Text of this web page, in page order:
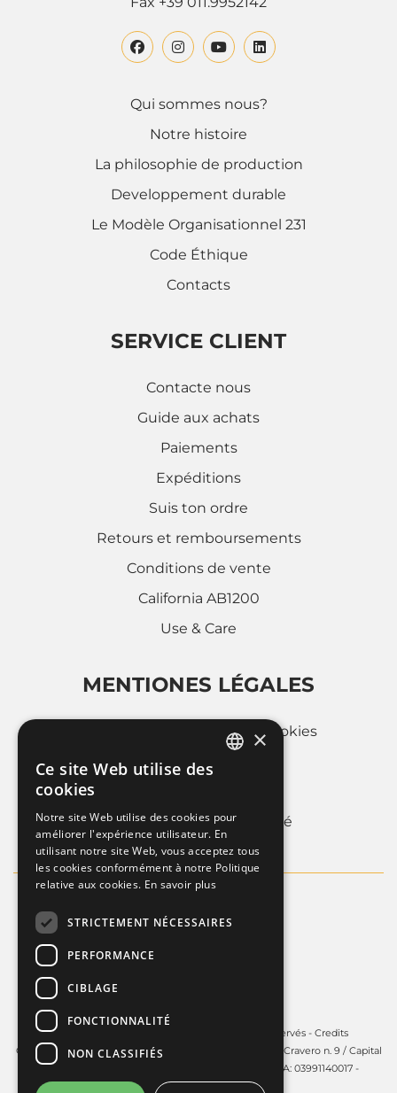
Qui sommes nous?
Notre histoire
La philosophie de production
Developpement durable
Le Modèle Organisationnel 231
Code Éthique
Contacts
SERVICE CLIENT
Contacte nous
Guide aux achats
Paiements
Expéditions
Suis ton ordre
Retours et remboursements
Conditions de vente
California AB1200
Use & Care
MENTIONES LÉGALES
Politique d'utilisation des cookies
Privacy Policy
Informations sur la societé
Copyright © 2025 - Guardini S.p.A. Tous droits réservés - Credits
Guardini S.p.A. - Siège social à Volpiano (TO) - 10088, via Cravero n. 9 / Capital
social: € 450.000,00 i.v. - R.E.A. TO: 606141 C.F. e P.IVA: 03991140017 -
PEC:
guardinispa@pec.unonet.it
×
Ce site Web utilise des
cookies
Notre site Web utilise des cookies pour
améliorer l'expérience utilisateur. En
utilisant notre site Web, vous acceptez tous
les cookies conformément à notre Politique
relative aux cookies. En savoir plus
STRICTEMENT NÉCESSAIRES
PERFORMANCE
CIBLAGE
FONCTIONNALITÉ
NON CLASSIFIÉS